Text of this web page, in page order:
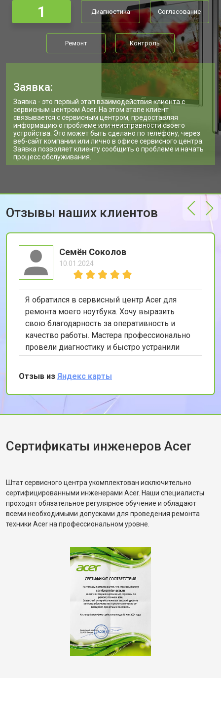
1 Диагностика Согласование
Ремонт Контроль
Заявка:
Заявка - это первый этап взаимодействия клиента с
сервисным центром Acer. На этом этапе клиент
связывается с сервисным центром, предоставляя
информацию о проблеме или неисправности своего
устройства. Это может быть сделано по телефону, через
веб-сайт компании или лично в офисе сервисного центра.
Заявка позволяет клиенту сообщить о проблеме и начать
процесс обслуживания.
Отзывы наших клиентов
Семён Соколов
10.01.2024
Я обратился в сервисный центр Acer для
ремонта моего ноутбука. Хочу выразить
свою благодарность за оперативность и
качество работы. Мастера профессионально
провели диагностику и быстро устранили
проблему. Особенно порадовала гарантия на
ремонтные работы. Рекомендую этот сервис
всем, кто ценит качество и скорость
обслуживания.
Отзыв из Яндекс карты
Сертификаты инженеров Acer
Штат сервисного центра укомплектован исключительно
сертифицированными инженерами Acer. Наши специалисты
проходят обязательное регулярное обучение и обладают
всеми необходимыми допусками для проведения ремонта
техники Acer на профессиональном уровне.